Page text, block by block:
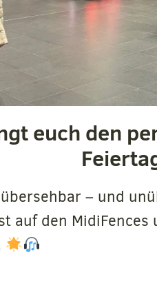
euch den
– und
auf den MidiFences